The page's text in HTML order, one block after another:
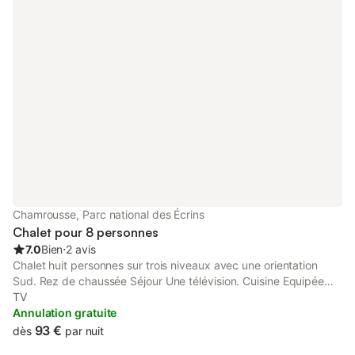
Chamrousse, Parc national des Écrins
Chalet pour 8 personnes
7.0Bien⋅2 avis
Chalet huit personnes sur trois niveaux avec une orientation
Sud. Rez de chaussée Séjour Une télévision. Cuisine Equipée
d'un réfrigérateur, de plaques électriques, d'un four, d'un micro
ondes et d'un lave vaisselle. Premier étage Chambre 1 Un lit
double 140*200. Chambre 2 Un lit superposé 90*200. Chambre
TV
Annulation gratuite
dès 93 € par nuit